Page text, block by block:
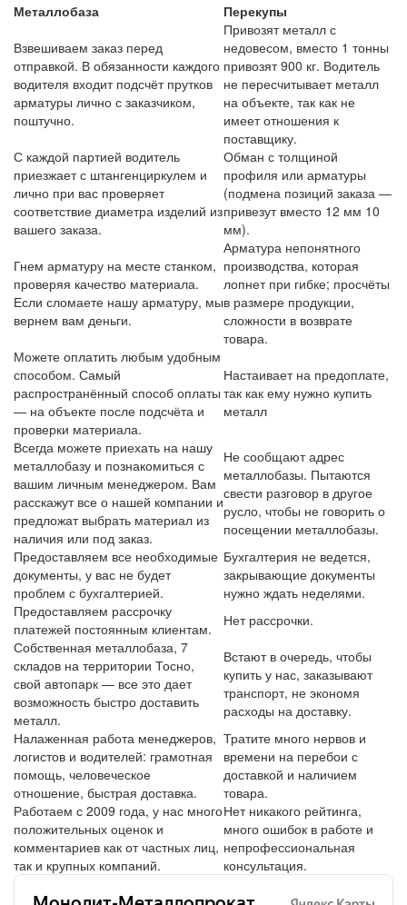
Металлобаза
Перекупы
Взвешиваем заказ перед
отправкой. В обязанности каждого
водителя входит подсчёт прутков
арматуры лично с заказчиком,
поштучно.
Привозят металл с
недовесом, вместо 1 тонны
привозят 900 кг. Водитель
не пересчитывает металл
на объекте, так как не
имеет отношения к
поставщику.
С каждой партией водитель
приезжает с штангенциркулем и
лично при вас проверяет
соответствие диаметра изделий из
вашего заказа.
Обман с толщиной
профиля или арматуры
(подмена позиций заказа —
привезут вместо 12 мм 10
мм).
Гнем арматуру на месте станком,
проверяя качество материала.
Если сломаете нашу арматуру, мы
вернем вам деньги.
Арматура непонятного
производства, которая
лопнет при гибке; просчёты
в размере продукции,
сложности в возврате
товара.
Можете оплатить любым удобным
способом. Самый
распространённый способ оплаты
— на объекте после подсчёта и
проверки материала.
Настаивает на предоплате,
так как ему нужно купить
металл
Всегда можете приехать на нашу
металлобазу и познакомиться с
вашим личным менеджером. Вам
расскажут все о нашей компании и
предложат выбрать материал из
наличия или под заказ.
Не сообщают адрес
металлобазы. Пытаются
свести разговор в другое
русло, чтобы не говорить о
посещении металлобазы.
Предоставляем все необходимые
документы, у вас не будет
проблем с бухгалтерией.
Бухгалтерия не ведется,
закрывающие документы
нужно ждать неделями.
Предоставляем рассрочку
платежей постоянным клиентам.
Нет рассрочки.
Собственная металлобаза, 7
складов на территории Тосно,
свой автопарк — все это дает
возможность быстро доставить
металл.
Встают в очередь, чтобы
купить у нас, заказывают
транспорт, не экономя
расходы на доставку.
Налаженная работа менеджеров,
логистов и водителей: грамотная
помощь, человеческое
отношение, быстрая доставка.
Тратите много нервов и
времени на перебои с
доставкой и наличием
товара.
Работаем с 2009 года, у нас много
положительных оценок и
комментариев как от частных лиц,
так и крупных компаний.
Нет никакого рейтинга,
много ошибок в работе и
непрофессиональная
консультация.